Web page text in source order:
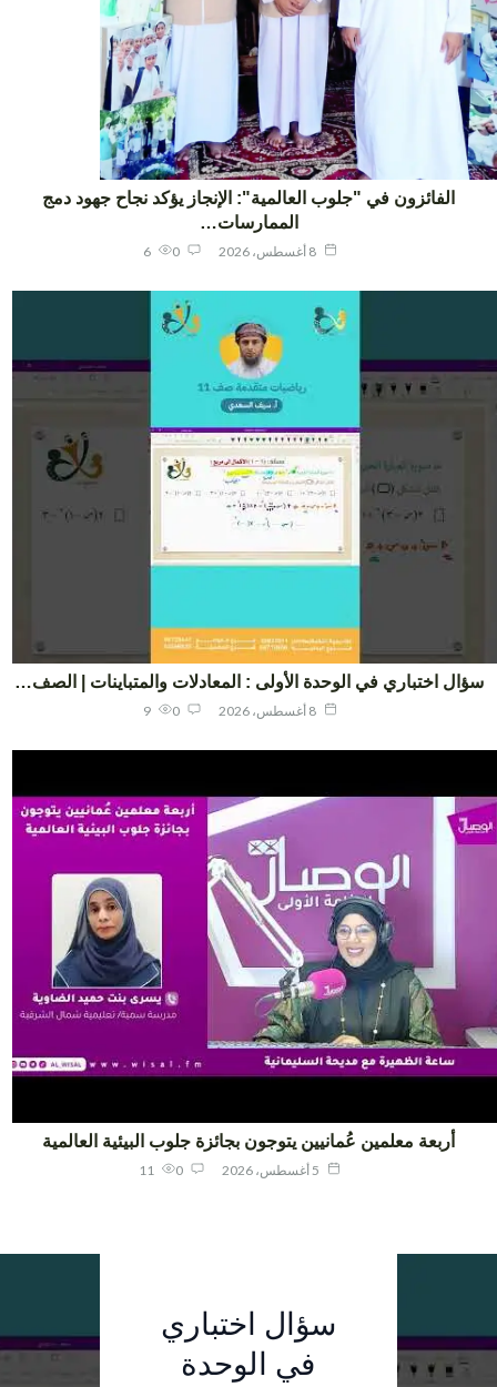
الفائزون في "جلوب العالمية": الإنجاز يؤكد نجاح جهود دمج
الممارسات…
6
اختباري في الوحدة الأولى : المعادلات والمتباينات | الصف…
9
أربعة معلمين عُمانيين يتوجون بجائزة جلوب البيئية العالمية
11
سؤال اختباري
في الوحدة
الفائزون في
"جلوب
سؤال اختباري
في الوحدة